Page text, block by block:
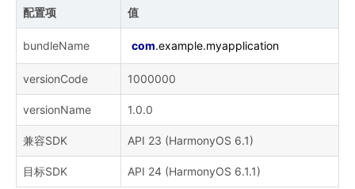
配置项 值
bundleName com.example.myapplication
versionCode 1000000
versionName 1.0.0
兼容SDK API 23 (HarmonyOS 6.1)
目标SDK API 24 (HarmonyOS 6.1.1)